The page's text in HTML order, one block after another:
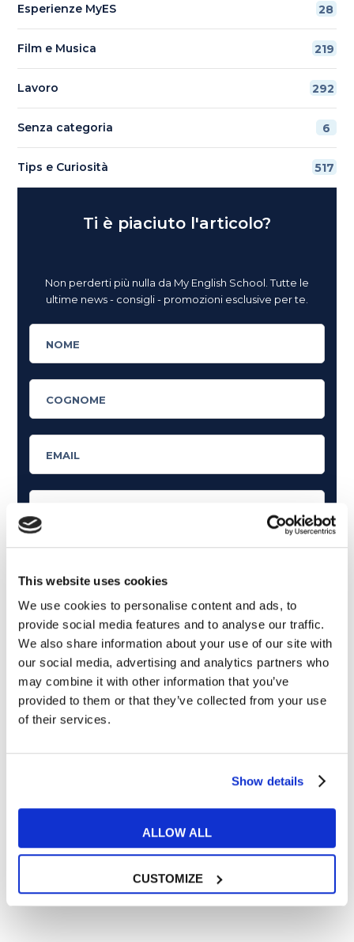
This website uses cookies
We use cookies to personalise content and ads, to
provide social media features and to analyse our traffic.
We also share information about your use of our site with
our social media, advertising and analytics partners who
may combine it with other information that you’ve
provided to them or that they’ve collected from your use
of their services.
Show details
ALLOW ALL
CUSTOMIZE
Esperienze MyES 28
Film e Musica 219
Lavoro 292
Senza categoria 6
Tips e Curiosità 517
Ti è piaciuto l'articolo?
Non perderti più nulla da My English School. Tutte le
ultime news - consigli - promozioni esclusive per te.
Cosa ti piace leggere?
Articoli dedicati alla grammatica inglese
Articoli dedicati a inglese nel mondo del lavoro
Articoli con tips e new sulla lingua inglese
Articoli divertenti su film e musica
In quanto di età superiore ai 16 anni, dichiaro di acconsentire
all’informativa privacy.
Desidero ricevere comunicazioni commerciali e promozionali
RICHIEDI INFORMAZIONI